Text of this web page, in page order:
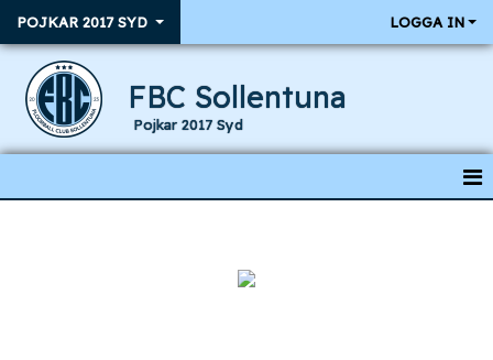
POJKAR 2017 SYD LOGGA IN
FBC Sollentuna
Pojkar 2017 Syd